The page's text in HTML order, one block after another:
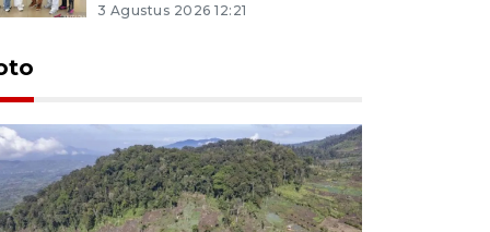
3 Agustus 2026 12:21